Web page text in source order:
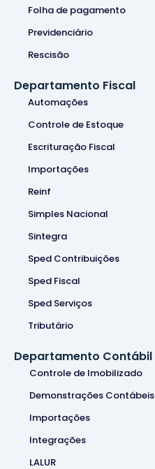
Folha de pagamento
Previdenciário
Rescisão
Departamento Fiscal
Automações
Controle de Estoque
Escrituração Fiscal
Importações
Reinf
Simples Nacional
Sintegra
Sped Contribuições
Sped Fiscal
Sped Serviços
Tributário
Departamento Contábil
Controle de Imobilizado
Demonstrações Contábeis
Importações
Integrações
LALUR